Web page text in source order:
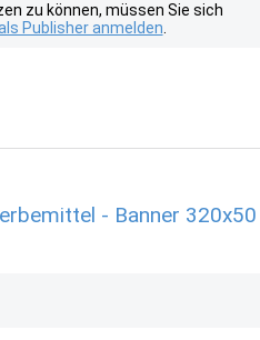
zu können, müssen Sie sich
Publisher anmelden
- Banner 320x50